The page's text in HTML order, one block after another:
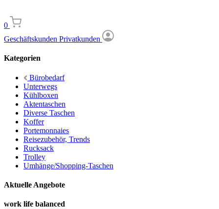
0
Geschäftskunden Privatkunden
Kategorien
Bürobedarf
Unterwegs
Kühlboxen
Aktentaschen
Diverse Taschen
Koffer
Portemonnaies
Reisezubehör, Trends
Rucksack
Trolley
Umhänge/Shopping-Taschen
Aktuelle Angebote
work life balanced